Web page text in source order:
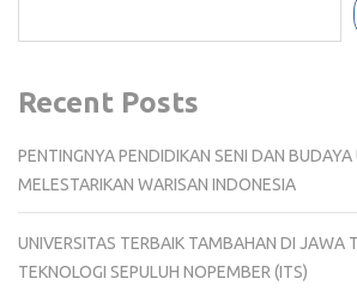
Recent Posts
PENTINGNYA PENDIDIKAN SENI DAN BUDAYA
MELESTARIKAN WARISAN INDONESIA
UNIVERSITAS TERBAIK TAMBAHAN DI JAWA
TEKNOLOGI SEPULUH NOPEMBER (ITS)